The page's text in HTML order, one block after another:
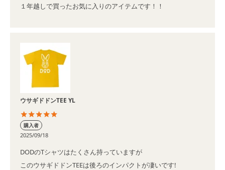
１年越しで買ったお気に入りのアイテムです！！
ウサギドドンTEE YL
購入者
2025/09/18
DODのTシャツはたくさん持っていますが
このウサギドドンTEEは後ろのインパクトが凄いです!